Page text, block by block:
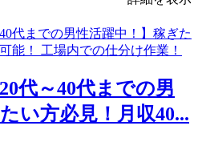
代～40代までの男
い方必見！月収40...